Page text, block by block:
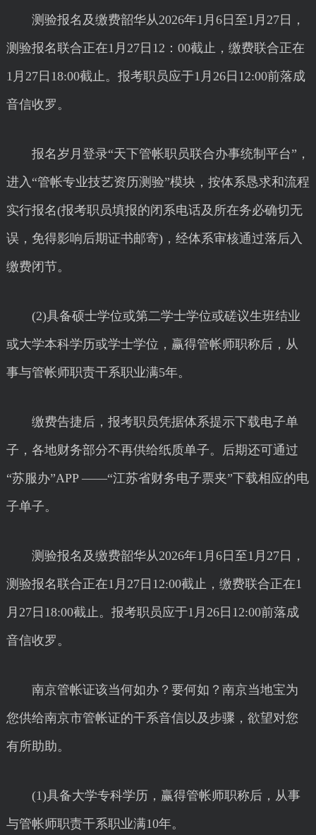
测验报名及缴费韶华从2026年1月6日至1月27日，
测验报名联合正在1月27日12：00截止，缴费联合正在
1月27日18:00截止。报考职员应于1月26日12:00前落成
音信收罗。
报名岁月登录“天下管帐职员联合办事统制平台”，
进入“管帐专业技艺资历测验”模块，按体系恳求和流程
实行报名(报考职员填报的闭系电话及所在务必确切无
误，免得影响后期证书邮寄)，经体系审核通过落后入
缴费闭节。
(2)具备硕士学位或第二学士学位或磋议生班结业
或大学本科学历或学士学位，赢得管帐师职称后，从
事与管帐师职责干系职业满5年。
缴费告捷后，报考职员凭据体系提示下载电子单
子，各地财务部分不再供给纸质单子。后期还可通过
“苏服办”APP ——“江苏省财务电子票夹”下载相应的电
子单子。
测验报名及缴费韶华从2026年1月6日至1月27日，
测验报名联合正在1月27日12:00截止，缴费联合正在1
月27日18:00截止。报考职员应于1月26日12:00前落成
音信收罗。
南京管帐证该当何如办？要何如？南京当地宝为
您供给南京市管帐证的干系音信以及步骤，欲望对您
有所助助。
(1)具备大学专科学历，赢得管帐师职称后，从事
与管帐师职责干系职业满10年。